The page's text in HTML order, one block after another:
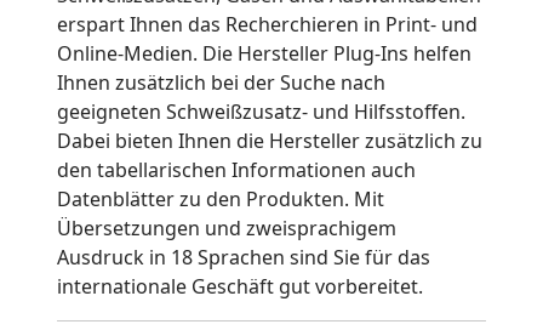
erspart Ihnen das Recherchieren in Print- und
Online-Medien. Die Hersteller Plug-Ins helfen
Ihnen zusätzlich bei der Suche nach
geeigneten Schweißzusatz- und Hilfsstoffen.
Dabei bieten Ihnen die Hersteller zusätzlich zu
den tabellarischen Informationen auch
Datenblätter zu den Produkten. Mit
Übersetzungen und zweisprachigem
Ausdruck in 18 Sprachen sind Sie für das
internationale Geschäft gut vorbereitet.